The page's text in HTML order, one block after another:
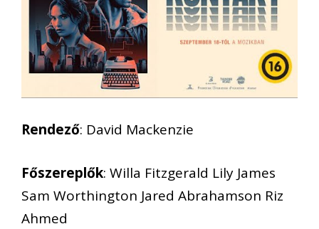
Rendező: David Mackenzie
Főszereplők: Willa Fitzgerald Lily James
Sam Worthington Jared Abrahamson Riz
Ahmed